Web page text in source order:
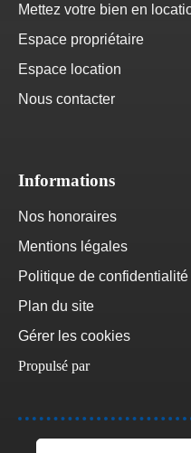
Mettez votre bien en
Espace propriétaire
Espace location
Nous contacter
Informations
Nos honoraires
Mentions légales
Politique de confidentialité
Plan du site
Gérer les cookies
Propulsé par